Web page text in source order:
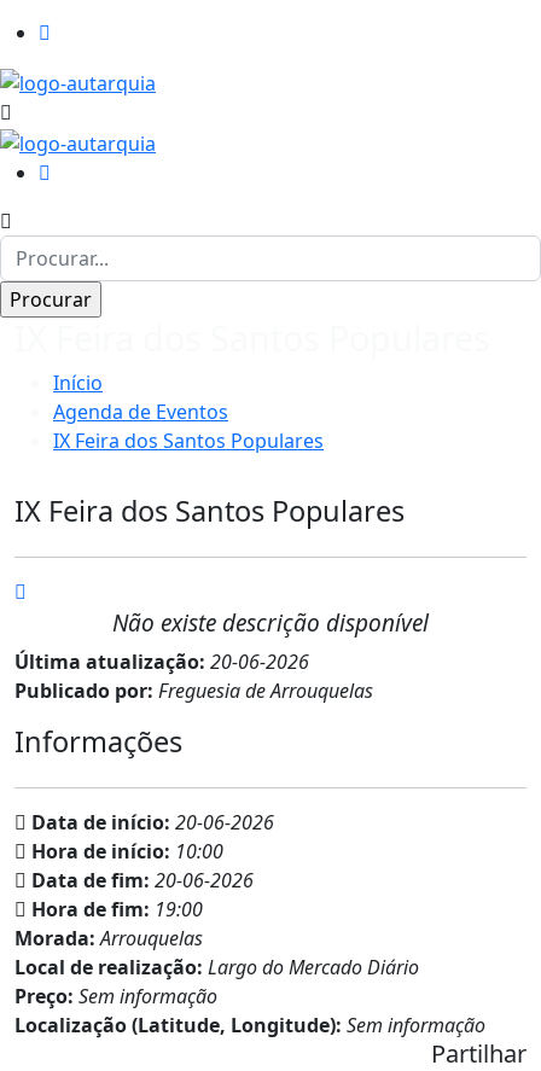
Início
Agenda de Eventos
IX Feira dos Santos Populares
IX Feira dos Santos Populares
Não existe descrição disponível
Última atualização: 20-06-2026
Publicado por: Freguesia de Arrouquelas
Informações
Data de início: 20-06-2026
Hora de início: 10:00
Data de fim: 20-06-2026
Hora de fim: 19:00
Morada:Arrouquelas
Local de realização: Largo do Mercado Diário
Preço: Sem informação
Localização (Latitude, Longitude): Sem informação
Partilhar